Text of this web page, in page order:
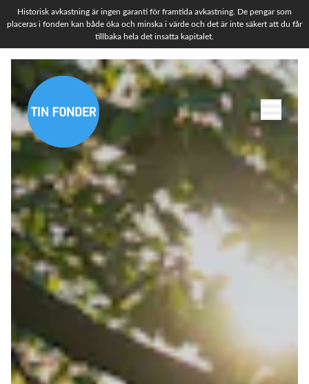
Historisk avkastning är ingen garanti för framtida avkastning. De pengar som
placeras i fonden kan både öka och minska i värde och det är inte säkert att du får
tillbaka hela det insatta kapitalet.